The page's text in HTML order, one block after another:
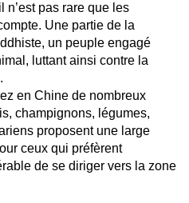
n’est pas rare que les
Une partie de la
un peuple engagé
luttant ainsi contre la
en Chine de nombreux
champignons, légumes,
proposent une large
ceux qui préfèrent
de se diriger vers la zone